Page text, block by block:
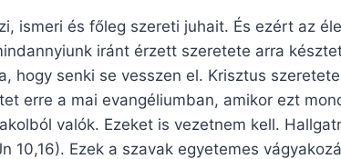
ismeri és főleg szereti juhait. És ezért az
iránt érzett szeretete arra
hogy senki se vesszen el. Krisztus
erre a mai evangéliumban, amikor ezt
valók. Ezeket is vezetnem kell.
10,16). Ezek a szavak egyetemes